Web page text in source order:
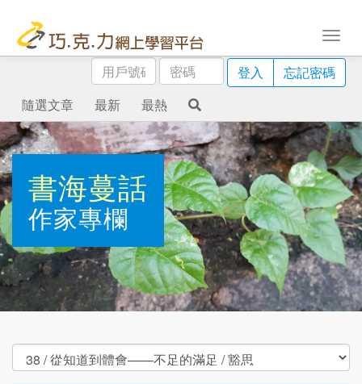
用
戶
號
碼
密
碼
登入
忘記密碼
隨選文章
最新 最熱
書海蔓話
作家專欄